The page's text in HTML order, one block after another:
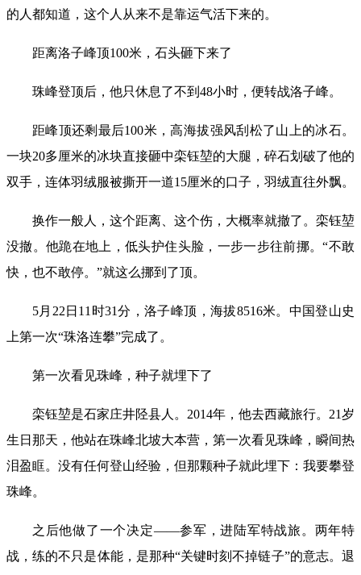
的人都知道，这个人从来不是靠运气活下来的。
距离洛子峰顶100米，石头砸下来了
珠峰登顶后，他只休息了不到48小时，便转战洛子峰。
距峰顶还剩最后100米，高海拔强风刮松了山上的冰石。
一块20多厘米的冰块直接砸中栾钰堃的大腿，碎石划破了他的
双手，连体羽绒服被撕开一道15厘米的口子，羽绒直往外飘。
换作一般人，这个距离、这个伤，大概率就撤了。栾钰堃
没撤。他跪在地上，低头护住头脸，一步一步往前挪。“不敢
快，也不敢停。”就这么挪到了顶。
5月22日11时31分，洛子峰顶，海拔8516米。中国登山史
上第一次“珠洛连攀”完成了。
第一次看见珠峰，种子就埋下了
栾钰堃是石家庄井陉县人。2014年，他去西藏旅行。21岁
生日那天，他站在珠峰北坡大本营，第一次看见珠峰，瞬间热
泪盈眶。没有任何登山经验，但那颗种子就此埋下：我要攀登
珠峰。
之后他做了一个决定——参军，进陆军特战旅。两年特
战，练的不只是体能，是那种“关键时刻不掉链子”的意志。退